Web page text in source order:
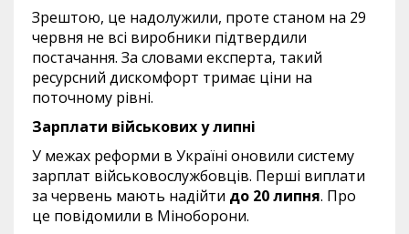
Зрештою, це надолужили, проте станом на 29
червня не всі виробники підтвердили
постачання. За словами експерта, такий
ресурсний дискомфорт тримає ціни на
поточному рівні.
Зарплати військових у липні
У межах реформи в Україні оновили систему
зарплат військовослужбовців. Перші виплати
за червень мають надійти до 20 липня. Про
це повідомили в Міноборони.